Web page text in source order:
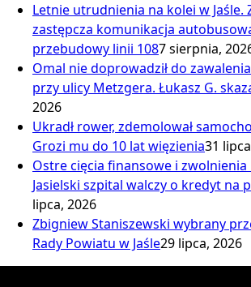
Letnie utrudnienia na kolei w Jaśle.
zastępcza komunikacja
przebudowy linii 1087 sierpnia,
Omal nie doprowadził do
przy ulicy Metzgera. Łukasz G.
2026
Ukradł rower, zdemolował
Grozi mu do 10 lat więzienia31
Ostre cięcia finansowe i
Jasielski szpital walczy o kredyt na
lipca, 2026
Zbigniew Staniszewski wybrany
Rady Powiatu w Jaśle29 lipca, 2026